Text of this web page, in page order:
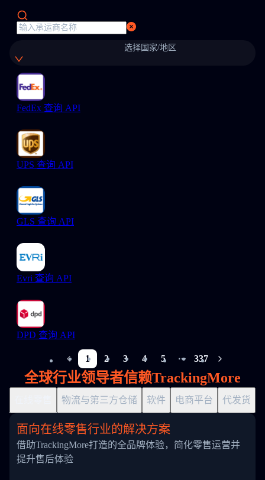
选择国家/地区
FedEx 查询 API
UPS 查询 API
GLS 查询 API
Evri 查询 API
DPD 查询 API
1 2 3 4 5
More pages
337
全球行业领导者信赖TrackingMore
物流与第三方仓储 软件 电商平台 代发货
面向在线零售行业的解决方案
借助TrackingMore打造的全品牌体验，简化零售运营并
提升售后体验